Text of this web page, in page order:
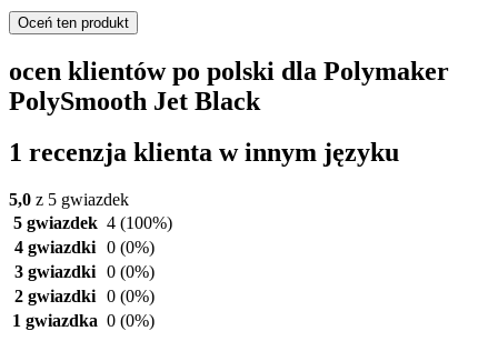
Oceń ten produkt
ocen klientów po polski dla Polymaker
PolySmooth Jet Black
1 recenzja klienta w innym języku
5,0 z 5 gwiazdek
5 gwiazdek 4 (100%)
4 gwiazdki 0 (0%)
3 gwiazdki 0 (0%)
2 gwiazdki 0 (0%)
1 gwiazdka 0 (0%)